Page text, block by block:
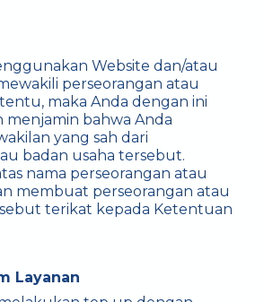
Website dan/atau
perseorangan atau
maka Anda dengan ini
menjamin bahwa Anda
yang sah dari
badan usaha tersebut.
nama perseorangan atau
membuat perseorangan atau
terikat kepada Ketentuan
Layanan